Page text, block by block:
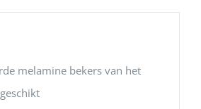
melamine bekers van het